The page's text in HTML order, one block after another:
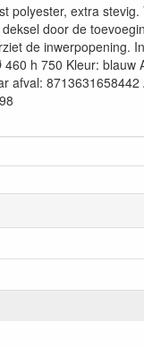
polyester, extra stevig.
door de
de inwerpopening.
h 750 Kleur: blauw
afval: 8713631658442